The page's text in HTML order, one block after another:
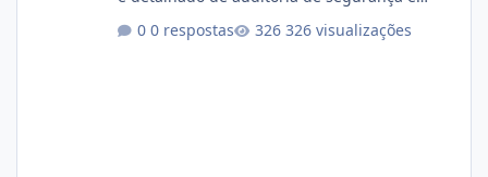
atualmente em circulação e comercialização
0 respostas 326 visualizações